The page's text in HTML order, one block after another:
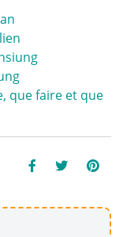
que faire et que